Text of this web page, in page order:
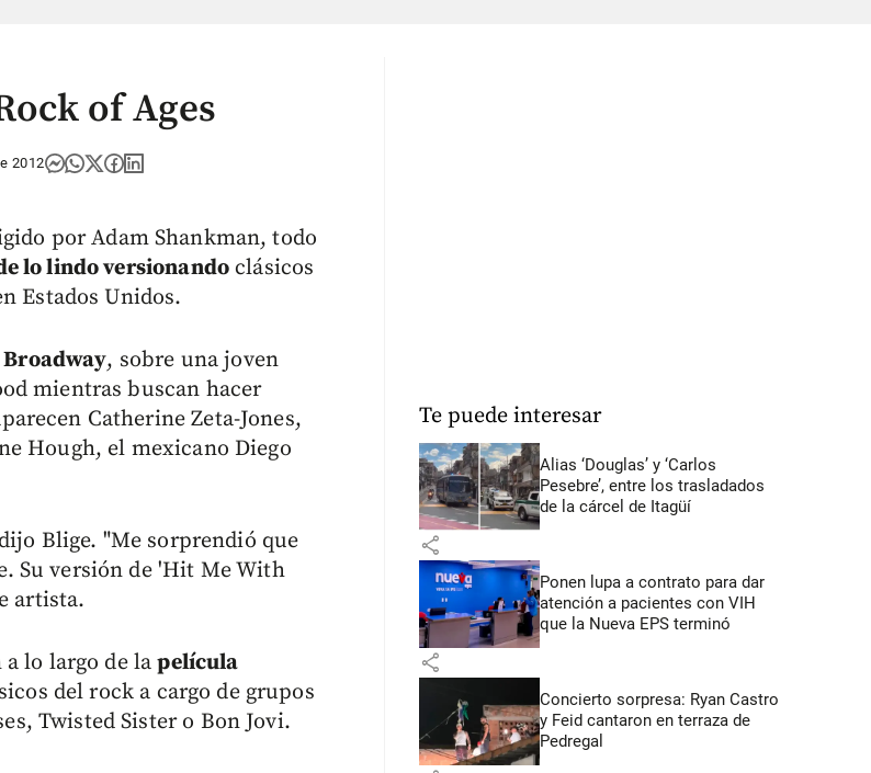
of Ages
2012
por Adam Shankman, todo
lo lindo versionando clásicos
Estados Unidos.
, sobre una joven
mientras buscan hacer
Catherine Zeta-Jones,
Hough, el mexicano Diego
Blige. "Me sorprendió que
Su versión de 'Hit Me With
artista.
a lo largo de lapelícula
del rock a cargo de grupos
Twisted Sister o Bon Jovi.
Te puede interesar
Alias ‘Douglas’ y ‘Carlos
Pesebre’, entre los trasladados
de la cárcel de Itagüí
share
Ponen lupa a contrato para dar
atención a pacientes con VIH
que la Nueva EPS terminó
share
Concierto sorpresa: Ryan Castro
y Feid cantaron en terraza de
Pedregal